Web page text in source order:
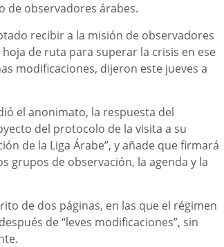
de observadores árabes.
recibir a la misión de observadores
de ruta para superar la crisis en ese
modificaciones, dijeron este jueves a
el anonimato, la respuesta del
del protocolo de la visita a su
de la Liga Árabe”, y añade que firmará
grupos de observación, la agenda y la
de dos páginas, en las que el régimen
de “leves modificaciones”, sin